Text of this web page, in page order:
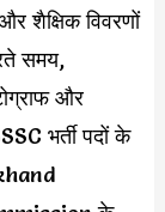
शैक्षिक विवरणों
समय,
और
भर्ती पदों के